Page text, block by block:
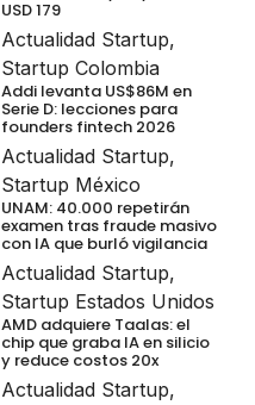
USD 179
Actualidad Startup,
Startup Colombia
Addi levanta US$86M en
Serie D: lecciones para
founders fintech 2026
Actualidad Startup,
Startup México
UNAM: 40.000 repetirán
examen tras fraude masivo
con IA que burló vigilancia
Actualidad Startup,
Startup Estados Unidos
AMD adquiere Taalas: el
chip que graba IA en silicio
y reduce costos 20x
Actualidad Startup,